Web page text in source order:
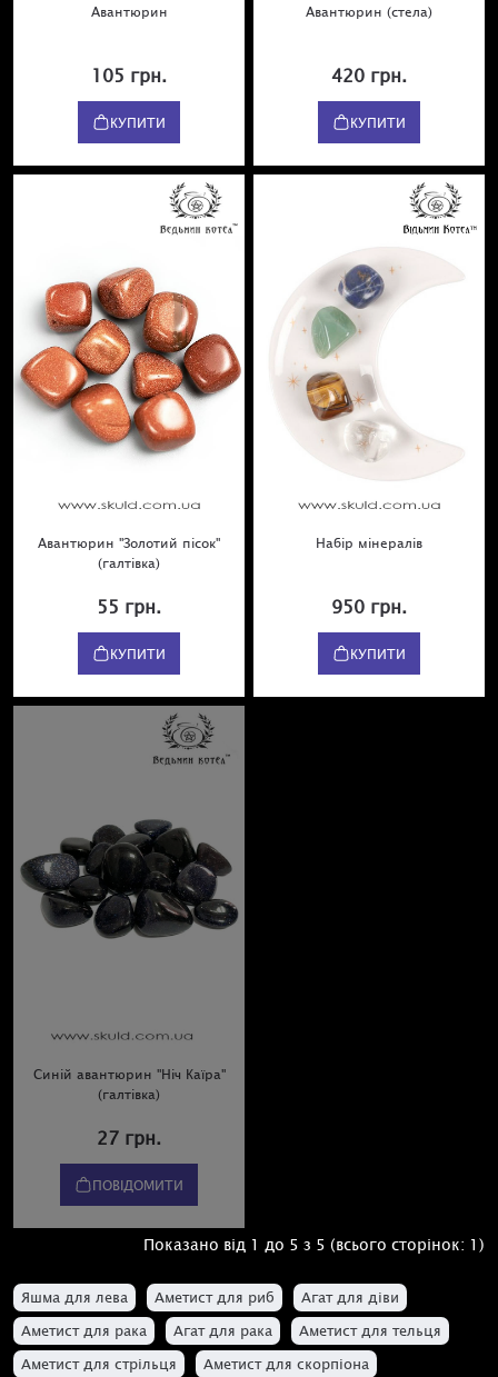
Авантюрин
105 грн.
КУПИТИ
Авантюрин (стела)
420 грн.
КУПИТИ
Авантюрин "Золотий пісок"
(галтівка)
55 грн.
КУПИТИ
Набір мінералів
950 грн.
КУПИТИ
Синій авантюрин "Ніч Каїра"
(галтівка)
27 грн.
ПОВІДОМИТИ
Показано від 1 до 5 з 5 (всього сторінок: 1)
Яшма для лева Аметист для риб
Агат для діви
Аметист для рака
Агат для рака
Аметист для тельця
Аметист для стрільця
Аметист для скорпіона